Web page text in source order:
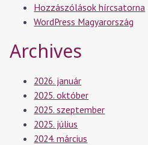
Hozzászólások hírcsatorna
WordPress Magyarország
Archives
2026. január
2025. október
2025. szeptember
2025. július
2024. március